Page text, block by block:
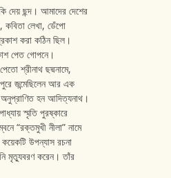
দেয় ছন্দ। আমাদের দেশের
কবিতা লেখা, ডেঁপো
করা কঠিন ছিল।
পেত গোপনে।
শ্রীনাথ ছদ্মনামে,
জন্মেছিলেন আর এক
অনুপ্রাণিত হন আদিত্যনাথ।
স্মৃতি পুরষ্কারে
“রক্তমুখী নীলা” নামে
উপন্যাস রচনা
মৃত্যুবরণ করেন। তাঁর